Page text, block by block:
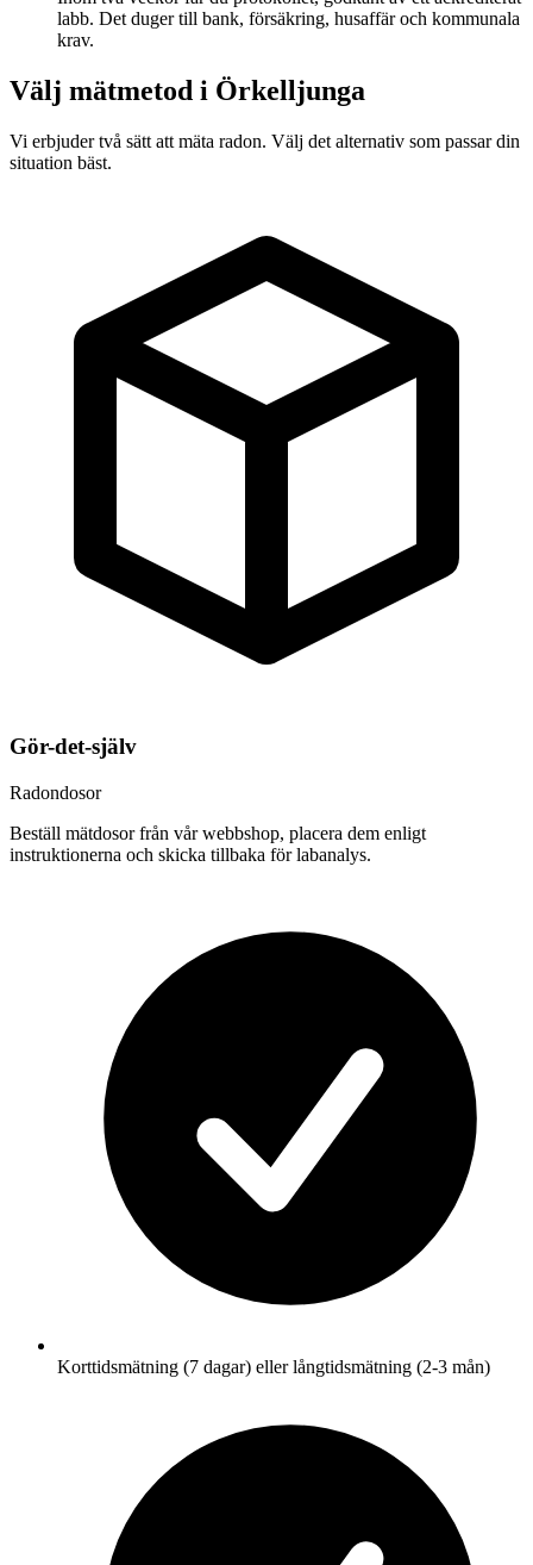
labb. Det duger till bank, försäkring, husaffär och kommunala
krav.
Välj mätmetod i Örkelljunga
Vi erbjuder två sätt att mäta radon. Välj det alternativ som passar din
situation bäst.
Gör-det-själv
Radondosor
Beställ mätdosor från vår webbshop, placera dem enligt
instruktionerna och skicka tillbaka för labanalys.
Korttidsmätning (7 dagar) eller långtidsmätning (2-3 mån)